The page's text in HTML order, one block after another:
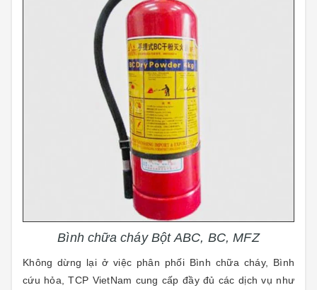
Bình chữa cháy Bột ABC, BC, MFZ
Không dừng lại ở việc phân phối Bình chữa cháy, Bình
cứu hỏa, TCP VietNam cung cấp đầy đủ các dịch vụ như